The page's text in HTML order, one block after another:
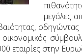
μεγάλες
εταιρίες στην